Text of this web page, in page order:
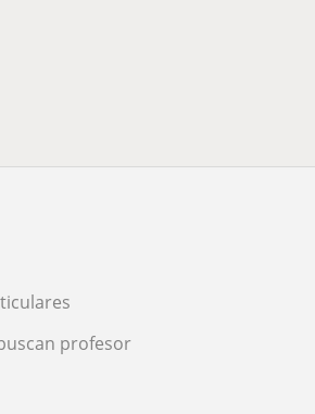
profesor